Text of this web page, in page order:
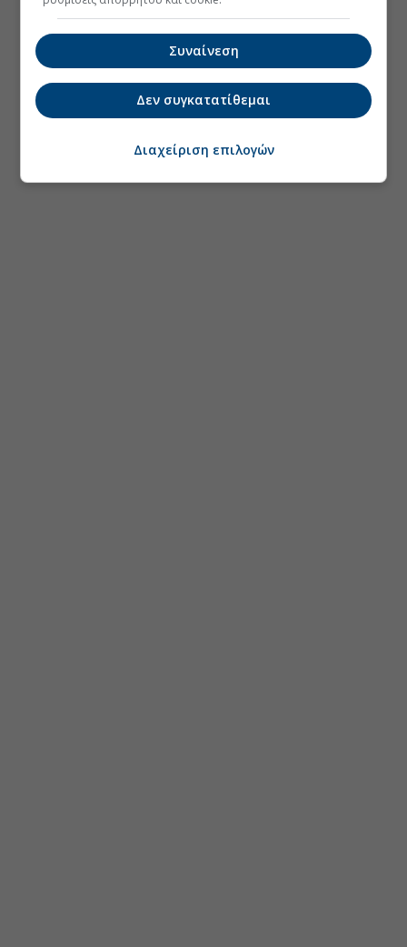
Συναίνεση
Δεν συγκατατίθεμαι
Διαχείριση επιλογών